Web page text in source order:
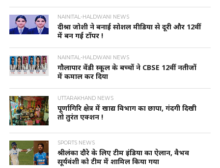
NAINITAL-HALDWANI NEWS
दीश्रा जोशी ने बनाई सोशल मीडिया से दूरी और 12वीं
में बन गई टॉपर !
NAINITAL-HALDWANI NEWS
गौलापार वेंडी स्कूल के बच्चों ने CBSE 12वीं नतीजों
में कमाल कर दिया
UTTARAKHAND NEWS
पूर्णागिरि क्षेत्र में खाद्य विभाग का छापा, गंदगी दिखी
तो तुरंत एक्शन !
SPORTS NEWS
श्रीलंका दौरे के लिए टीम इंडिया का ऐलान, वैभव
सूर्यवंशी को टीम में शामिल किया गया